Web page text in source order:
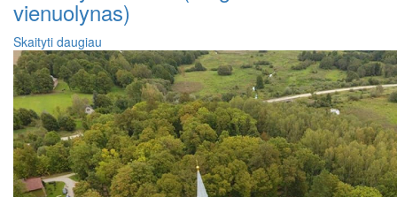
vienuolynas)
Skaityti daugiau